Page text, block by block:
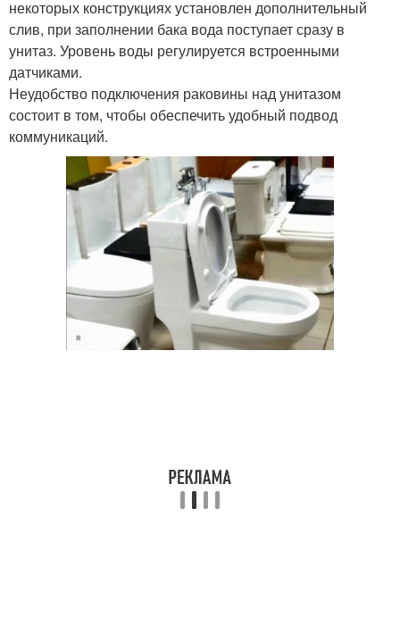
некоторых конструкциях установлен дополнительный
слив, при заполнении бака вода поступает сразу в
унитаз. Уровень воды регулируется встроенными
датчиками.
Неудобство подключения раковины над унитазом
состоит в том, чтобы обеспечить удобный подвод
коммуникаций.